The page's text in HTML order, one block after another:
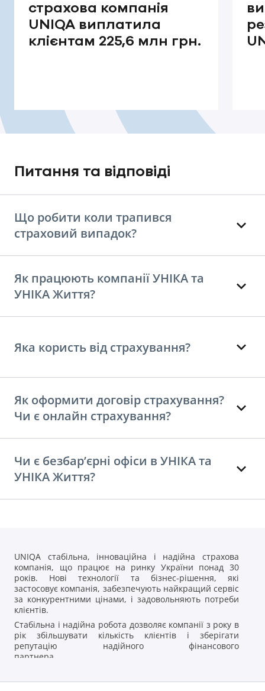
страхова компанія
UNIQA виплатила
клієнтам 225,6 млн грн.
Питання та відповіді
Що робити коли трапився
страховий випадок?
Як працюють компанії УНІКА та
УНІКА Життя?
Яка користь від страхування?
Як оформити договір страхування?
Чи є онлайн страхування?
Чи є безбар’єрні офіси в УНІКА та
УНІКА Життя?
UNIQA стабільна, інноваційна і надійна страхова
компанія, що працює на ринку України понад 30
років. Нові технології та бізнес-рішення, які
застосовує компанія, забезпечують найкращий сервіс
за конкурентними цінами, і задовольняють потреби
клієнтів.
Стабільна і надійна робота дозволяє компанії з року в
рік збільшувати кількість клієнтів і зберігати
репутацію надійного фінансового
партнера.
надійності, яка виконує свої зобов'язання вчасно і в